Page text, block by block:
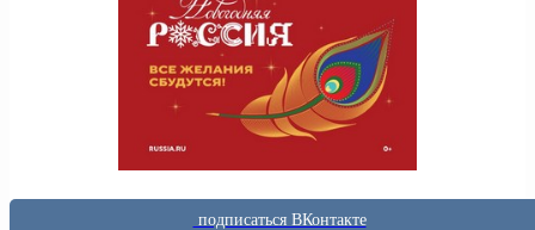
подписаться ВКонтакте